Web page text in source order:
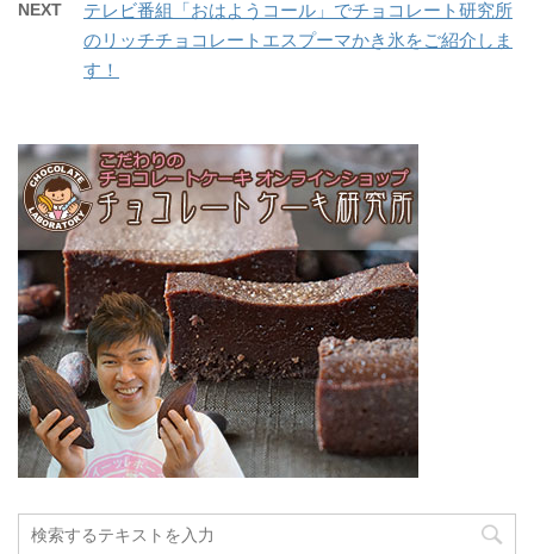
NEXT
テレビ番組「おはようコール」でチョコレート研究所
のリッチチョコレートエスプーマかき氷をご紹介しま
す！